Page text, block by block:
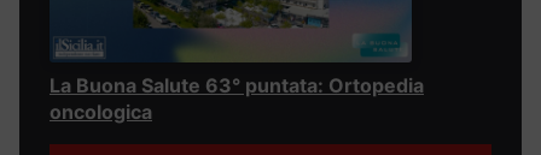
La Buona Salute 63° puntata: Ortopedia
oncologica